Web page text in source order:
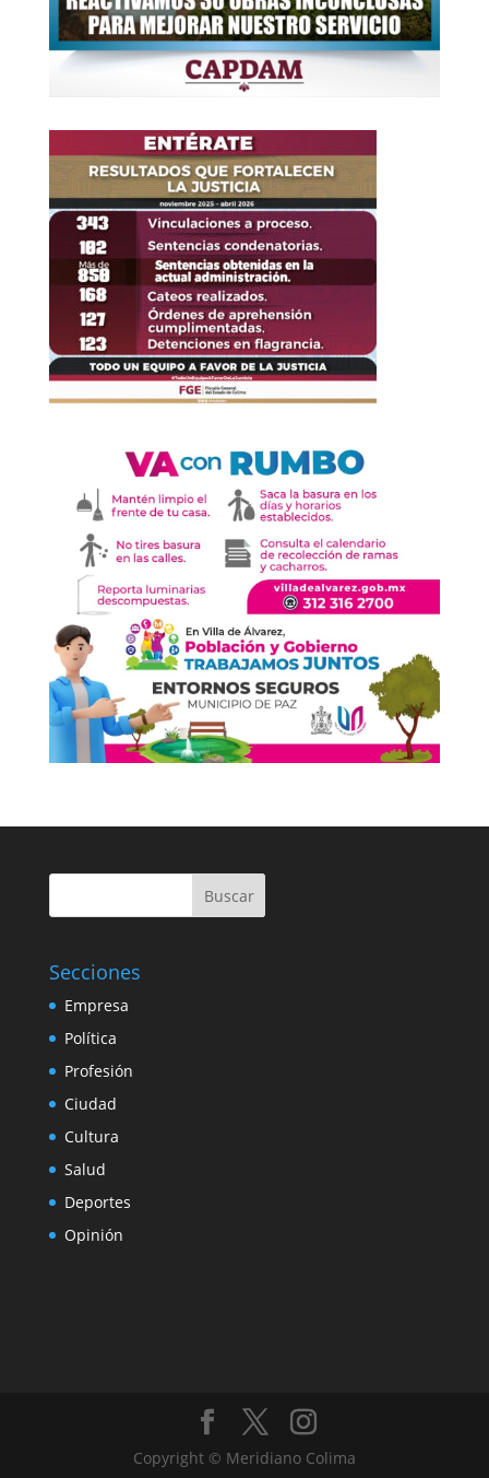
Buscar
Secciones
Empresa
Política
Profesión
Ciudad
Cultura
Salud
Deportes
Opinión
Copyright © Meridiano Colima